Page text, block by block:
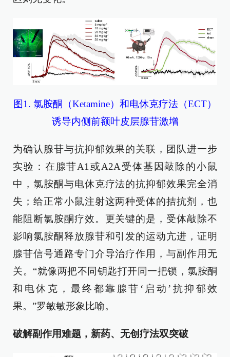
图1. 氯胺酮（Ketamine）和电休克疗法（ECT）
诱导内侧前额叶皮层腺苷激增
为确认腺苷与抗抑郁效果的关联，团队进一步
实验：在腺苷A1或A2A受体基因敲除的小鼠
中，氯胺酮与电休克疗法的抗抑郁效果完全消
失；给正常小鼠注射这两种受体的拮抗剂，也
能阻断氯胺酮疗效。更关键的是，受体敲除不
影响氯胺酮释放腺苷和引发的运动亢进，证明
腺苷信号通路专门介导治疗作用，与副作用无
关。“就像两把不同钥匙打开同一把锁，氯胺酮
和电休克，最终都靠腺苷‘启动’抗抑郁效
果。”罗敏敏形象比喻。
破解副作用难题，新药、无创疗法双突破